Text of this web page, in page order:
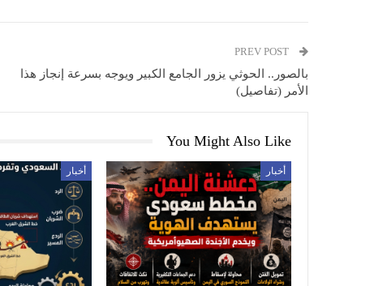
بالصور.. الحوثي يزور الجامع الكبير ويوجه بسرعة إنجاز هذا
الأمر (تفاصيل)
You Might Also Like
أخبار أخبار